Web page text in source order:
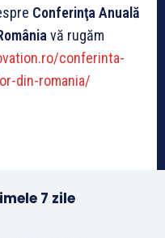
Conferinţa Anuală
vă rugăm
conferinta-
din-romania/
7 zile